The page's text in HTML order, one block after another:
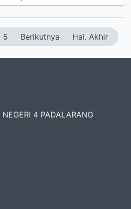
5 Berikutnya Hal. Akhir
4 PADALARANG